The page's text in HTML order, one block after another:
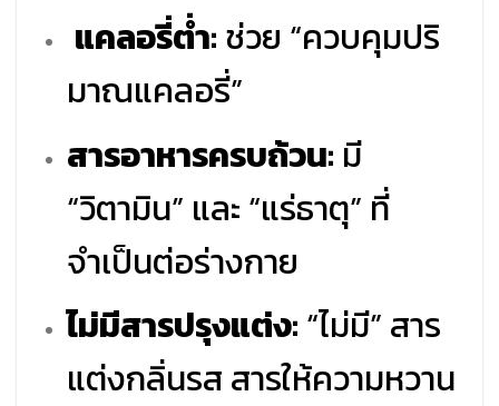
แคลอรี่ต่ำ: ช่วย “ควบคุมปริ
มาณแคลอรี่”
สารอาหารครบถ้วน: มี
“วิตามิน” และ “แร่ธาตุ” ที่
จำเป็นต่อร่างกาย
ไม่มีสารปรุงแต่ง: “ไม่มี” สาร
แต่งกลิ่นรส สารให้ความหวาน